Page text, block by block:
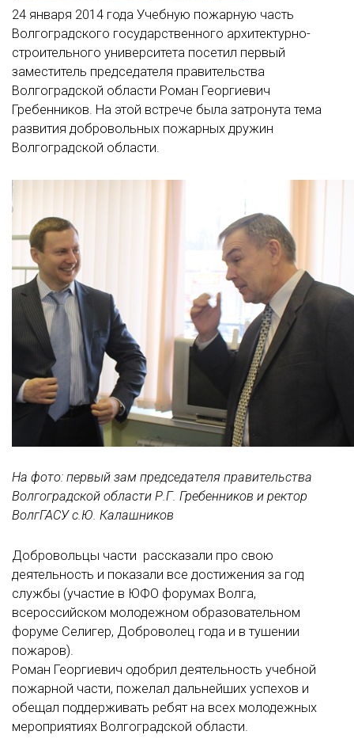
24 января 2014 года Учебную пожарную часть
Волгоградского государственного архитектурно-
строительного университета посетил первый
заместитель председателя правительства
Волгоградской области Роман Георгиевич
Гребенников. На этой встрече была затронута тема
развития добровольных пожарных дружин
Волгоградской области.
На фото: первый зам председателя правительства
Волгоградской области Р.Г. Гребенников и ректор
ВолгГАСУ с.Ю. Калашников
Добровольцы части рассказали про свою
деятельность и показали все достижения за год
службы (участие в ЮФО форумах Волга,
всероссийском молодежном образовательном
форуме Селигер, Доброволец года и в тушении
пожаров).
Роман Георгиевич одобрил деятельность учебной
пожарной части, пожелал дальнейших успехов и
обещал поддерживать ребят на всех молодежных
мероприятиях Волгоградской области.